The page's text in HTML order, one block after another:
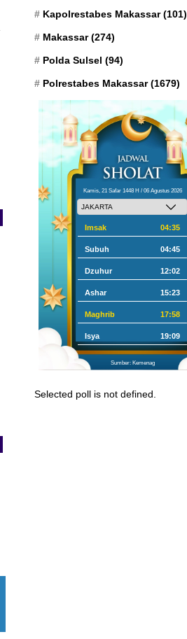
Kapolrestabes Makassar(101)
Makassar(274)
Polda Sulsel (94)
Polrestabes Makassar(1679)
Kamis, 21 Safar 1448 H / 06 Agustus 2026
Imsak 04:35
Subuh 04:45
Dzuhur 12:02
Ashar 15:23
Maghrib 17:58
Isya 19:09
Sumber: Kemenag
Selected poll is not defined.